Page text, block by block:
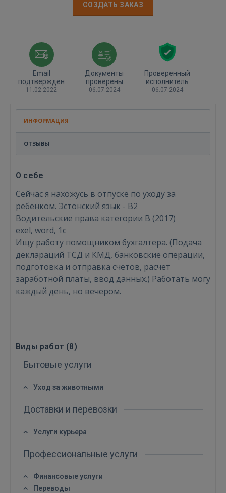
ВОЙТИ
Забыли пароль?
СОЗДАТЬ ЗАКАЗ
Email
подтвержден
11.02.2022
Документы
проверены
06.07.2024
Проверенный
исполнитель
06.07.2024
ИНФОРМАЦИЯ
ОТЗЫВЫ
О себе
Сейчас я нахожусь в отпуске по уходу за
ребенком. Эстонский язык - B2
Водительские права категории B (2017)
exel, word, 1с
Ищу работу помощником бухгалтера. (Подача
деклараций ТСД и КМД, банковские операции,
подготовка и отправка счетов, расчет
заработной платы, ввод данных.) Работать могу
каждый день, но вечером.
Виды работ (8)
Бытовые услуги
Уход за животными
Доставки и перевозки
Услуги курьера
Профессиональные услуги
Финансовые услуги
Переводы